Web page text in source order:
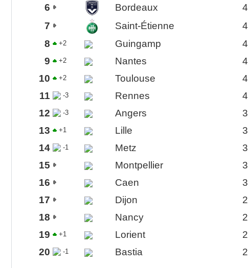
6
Bordeaux
7
Saint-Étienne
8
+2 Guingamp
9
+2 Nantes
10
+2 Toulouse
11
-3 Rennes
12
-3 Angers
13
+1 Lille
14
-1 Metz
15
Montpellier
16
Caen
17
Dijon
18
Nancy
19
+1 Lorient
20
-1 Bastia